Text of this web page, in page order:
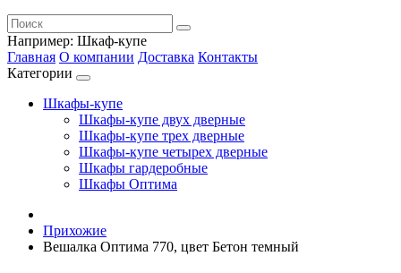
Например: Шкаф-купе
Главная О компании Доставка Контакты
Категории
Шкафы-купе
Шкафы-купе двух дверные
Шкафы-купе трех дверные
Шкафы-купе четырех дверные
Шкафы гардеробные
Шкафы Оптима
Прихожие
Вешалка Оптима 770, цвет Бетон темный